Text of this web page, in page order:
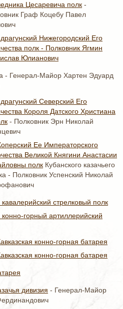
Цесаревича полк -
Граф Коцебу Павел
Нижегородский Его
полк - Полковник Ягмин
Юлианович
- Генерал-Майор Хартен Эдуард
Северский Его
Короля Датского Христиана
- Полковник Эрн Николай
Ее Императорского
Великой Княгини Анастасии
полк Кубанского казачьего
- Полковник Успенский Николай
кавалерийский стрелковый полк
конно-горный артиллерийский
конно-горная батарея
конно-горная батарея
дивизия - Генерал-Майор